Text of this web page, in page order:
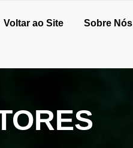
Voltar ao Site Sobre Nós